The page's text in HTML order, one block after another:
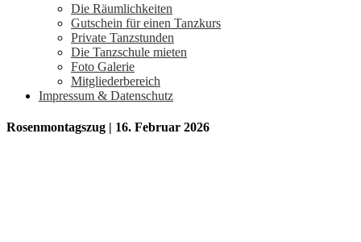
Die Räumlichkeiten
Gutschein für einen Tanzkurs
Private Tanzstunden
Die Tanzschule mieten
Foto Galerie
Mitgliederbereich
Impressum & Datenschutz
Rosenmontagszug | 16. Februar 2026